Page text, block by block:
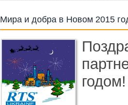
Мира и добра в Новом 2015
годом!